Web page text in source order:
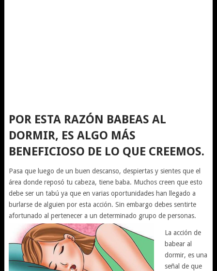
POR ESTA RAZÓN BABEAS AL
DORMIR, ES ALGO MÁS
BENEFICIOSO DE LO QUE CREEMOS.
Pasa que luego de un buen descanso, despiertas y sientes que el
área donde reposó tu cabeza, tiene baba. Muchos creen que esto
debe ser un tabú ya que en varias oportunidades han llegado a
burlarse de alguien por esta acción. Sin embargo debes sentirte
afortunado al pertenecer a un determinado grupo de personas.
La acción de
babear al
dormir, es una
señal de que